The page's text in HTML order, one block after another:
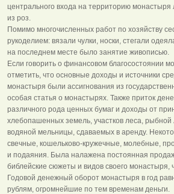
центрального входа на территорию монастыря
из роз.
Помимо многочисленных работ по хозяйству
рукоделием: вязали чулки, носки, стегали
на последнем месте было занятие живописью.
Если говорить о финансовом благосостоянии
отметить, что основные доходы и источники
монастыря были ассигнования из
особая статья о монастырях. Также приток
различного рода ценных бумаг и доходы от
хлебопашенных земель, участков леса, рыбной
водяной мельницы, сдаваемых в аренду.
свечные, кошельково-кружечные, молебные,
и подаяния. Была налажена постоянная
библейские сюжеты и видов своего монастыря,
Годовой денежный оборот монастыря в год
рублям, огромнейшие по тем временам деньги.